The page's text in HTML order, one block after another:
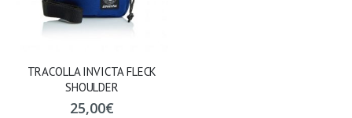
TRACOLLA INVICTA FLECK
SHOULDER
25,00€